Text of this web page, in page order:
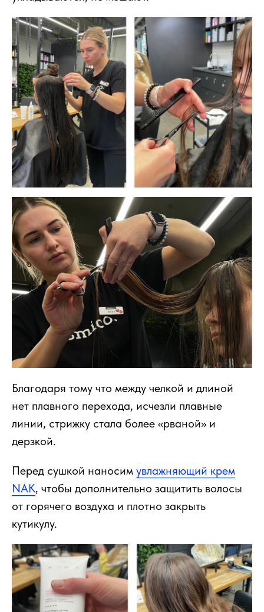
Благодаря тому что между челкой и длиной
нет плавного перехода, исчезли плавные
линии, стрижку стала более «рваной» и
дерзкой.
Перед сушкой наносим увлажняющий крем
NAK, чтобы дополнительно защитить волосы
от горячего воздуха и плотно закрыть
кутикулу.